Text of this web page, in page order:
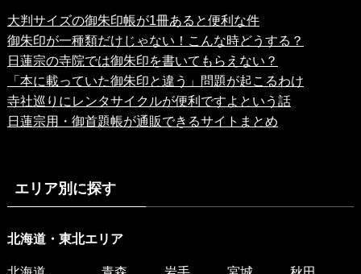
大判サイズの御朱印帳が1冊あると便利な件
御朱印が一種類だけじゃない！こんな時どうする？
日蓮宗の寺院では御朱印を書いてもらえない？
「本に載っていた御朱印と違う」問題が起こるわけ
寺社巡りにレンタサイクルが便利ですよという話
日蓮宗用・御首題帳が通販できるサイトまとめ
エリア別に探す
北海道・東北エリア